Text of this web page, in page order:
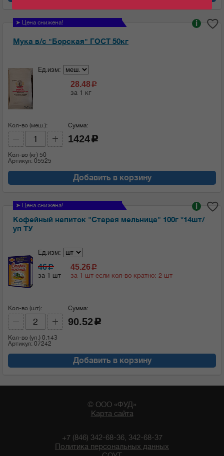
➤ Цена снижена!
Мука в/с "Борская" ГОСТ 50кг
i
Ед.изм:
28.48c
за 1 кг
Кол-во (меш.):
Кол-во (кг) 50
Артикул: 05525
Сумма:
1424 c
Добавить в корзину
➤ Цена снижена!
Кофейный напиток "Старая мельница" 100г *14шт/
уп ТУ
i
Ед.изм:
46c
за 1 шт
45.26 c
за 1 шт если кол-во кратно: 2 шт
Кол-во (шт):
Кол-во (уп.) 0.143
Артикул: 07242
Сумма:
90.52 c
Добавить в корзину
© ООО «ФУД»
Карта сайта
+7 (846) 342-68-36, 342-68-37
Политика персональных данных